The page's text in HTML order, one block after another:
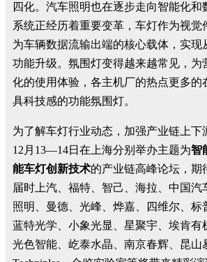
四化。汽车照明也在逐步走向智能化和
系统正经历着重要变革，车灯作为视觉
为车辆数据流输出端的核心载体，实现
功能升级。氛围灯变得越来越常见，为
化的使用体验，各主机厂的热点更多的
具科技感的功能氛围灯。
为了解车灯行业动态，加强产业链上下
12月13—14日在上海分别举办主题为智
能车灯创新技术的产业链高峰论坛，期
届时上汽、福特、智己、海拉、中国汽
照明、曼德、光峰、烨嘉、四维尔、标
蓝特光学、小象光显、星聚宇、埃肯有
光色智能、屹泰水晶、南京春辉、昆山